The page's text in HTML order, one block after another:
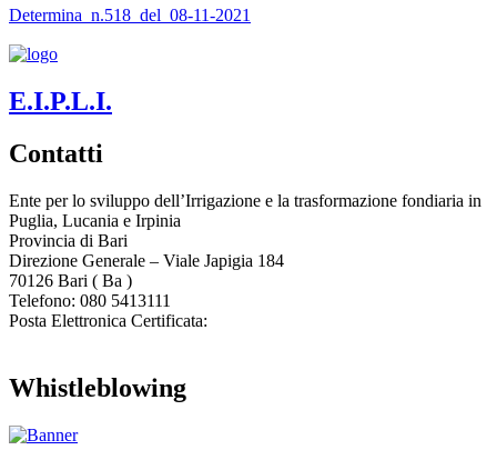
Determina_n.518_del_08-11-2021
E.I.P.L.I.
Contatti
Ente per lo sviluppo dell’Irrigazione e la trasformazione fondiaria in
Puglia, Lucania e Irpinia
Provincia di Bari
Direzione Generale – Viale Japigia 184
70126 Bari ( Ba )
Telefono: 080 5413111
Posta Elettronica Certificata:
Whistleblowing